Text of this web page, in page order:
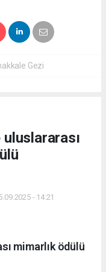
Gezi
- 14:21
mimarlık ödülü